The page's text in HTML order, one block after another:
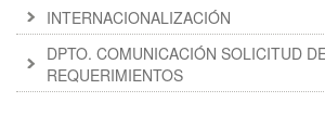
INTERNACIONALIZACIÓN
DPTO. COMUNICACIÓN SOLICITUD
REQUERIMIENTOS